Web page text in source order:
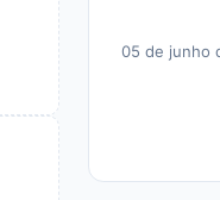
05 de junho